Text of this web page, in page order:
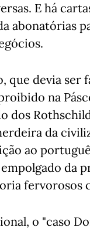
E há
abonatórias
que devia
na
dos
da
ao
da
fervorosos
o "caso